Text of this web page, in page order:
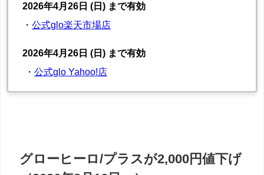
2026年4月26日 (日) まで有効
・ 公式glo楽天市場店
2026年4月26日 (日) まで有効
・ 公式glo Yahoo!店
グローヒーロ/プラスが2,000円値下げ